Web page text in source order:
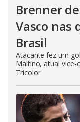
Brenner
Vasco nas
Brasil
Atacante fez um
Maltino, atual vice-
Tricolor